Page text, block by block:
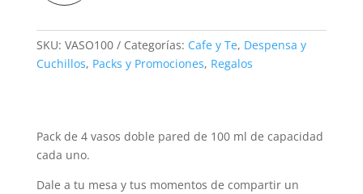
ml
cantidad
SKU: VASO100 Categorías: Cafe y Te, Despensa y
Cuchillos, Packs y Promociones, Regalos
Pack de 4 vasos doble pared de 100 ml de capacidad
cada uno.
Dale a tu mesa y tus momentos de compartir un